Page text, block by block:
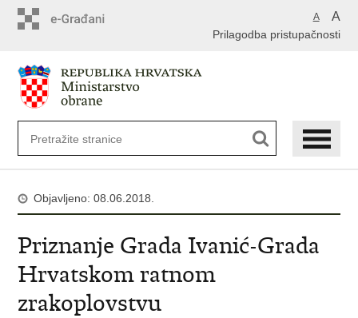
A A
Prilagodba pristupačnosti
Objavljeno: 08.06.2018.
Priznanje Grada Ivanić-Grada
Hrvatskom ratnom
zrakoplovstvu